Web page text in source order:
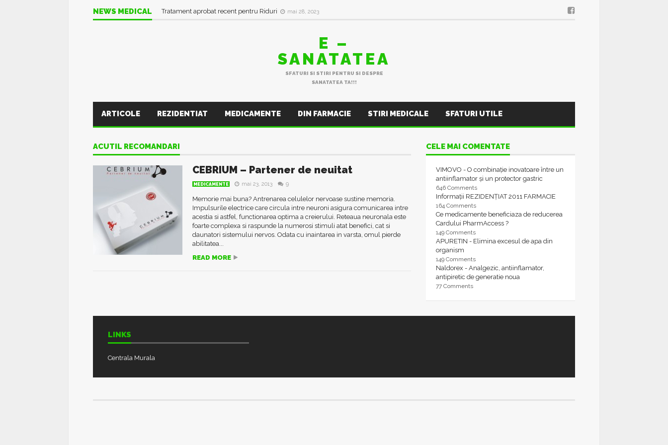
NEWS MEDICAL Tratament aprobat recent pentru Riduri mai 28, 2023
E –
SANATATEA
SFATURI SI STIRI PENTRU SI DESPRE
SANATATEA TA!!!
ARTICOLE REZIDENTIAT MEDICAMENTE DIN FARMACIE STIRI MEDICALE SFATURI UTILE
ACUTIL RECOMANDARI
CEBRIUM – Partener de neuitat
MEDICAMENTE mai 23, 2013 9
Memorie mai buna? Antrenarea celulelor nervoase sustine memoria.
Impulsurile electrice care circula intre neuroni asigura comunicarea intre
acestia si astfel, functionarea optima a creierului. Reteaua neuronala este
foarte complexa si raspunde la numerosi stimuli atat benefici, cat si
daunatori sistemului nervos. Odata cu inaintarea in varsta, omul pierde
abilitatea...
READ MORE
CELE MAI COMENTATE
VIMOVO - O combinație inovatoare între un
antiinflamator și un protector gastric
646 Comments
Informații REZIDENȚIAT 2011 FARMACIE
164 Comments
Ce medicamente beneficiaza de reducerea
Cardului PharmAccess ?
149 Comments
APURETIN - Elimina excesul de apa din
organism
149 Comments
Naldorex - Analgezic, antiinflamator,
antipiretic de generatie noua
77 Comments
LINKS
Centrala Murala